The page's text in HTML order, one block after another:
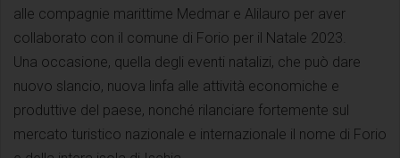
alle compagnie marittime Medmar e Alilauro per aver
collaborato con il comune di Forio per il Natale 2023.
Una occasione, quella degli eventi natalizi, che può dare
nuovo slancio, nuova linfa alle attività economiche e
produttive del paese, nonché rilanciare fortemente sul
mercato turistico nazionale e internazionale il nome di Forio